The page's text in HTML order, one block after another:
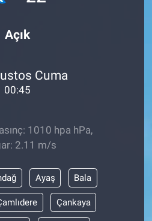
Açık
Cuma
00:45
1010 hpa hPa,
2.11 m/s
Ayaş Bala
Çankaya